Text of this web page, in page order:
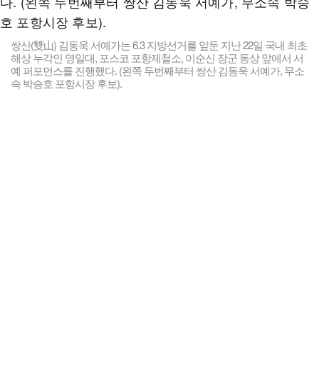
쌍산(雙山) 김동욱 서예가는 6.3 지방선거를 앞둔 지난 22일 국내 최초
해상 누각인 영일대, 포스코 포항제철소, 이순신 장군 동상 앞에서 서
예 퍼포먼스를 진행했다. (왼쪽 두번째부터 쌍산 김동욱 서예가, 무소
속 박승호 포항시장 후보).